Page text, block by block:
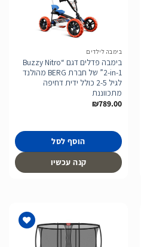
בימבה לילדים
בימבה פדלים דגם “Buzzy Nitro
2-in-1” של חברת BERG מהולנד
לגיל 2-5 כולל ידית דחיפה
מתכווננת
₪789.00
הוסף לסל
קנה עכשיו